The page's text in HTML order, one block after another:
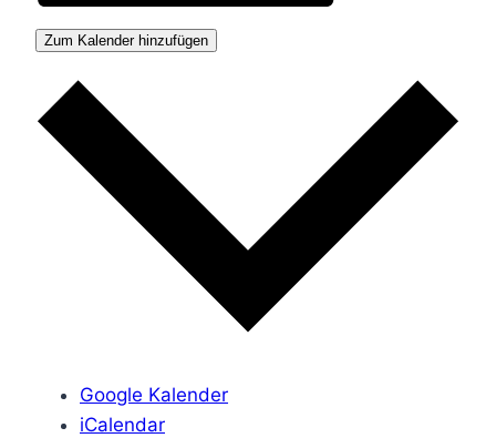
Zum Kalender hinzufügen
Google Kalender
iCalendar